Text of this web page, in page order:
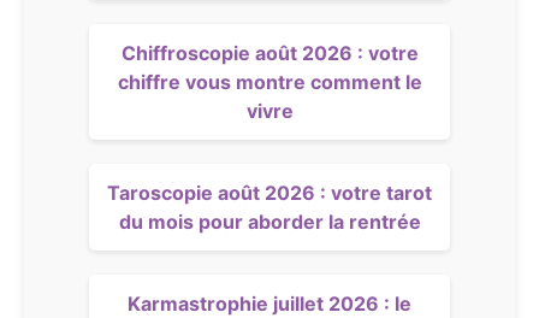
Chiffroscopie août 2026 : votre
chiffre vous montre comment le
vivre
Taroscopie août 2026 : votre tarot
du mois pour aborder la rentrée
Karmastrophie juillet 2026 : le